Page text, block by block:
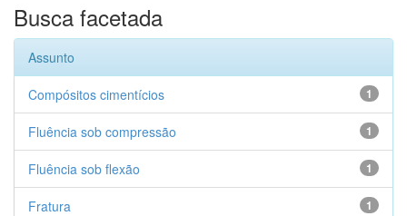
Busca facetada
Assunto
1
Compósitos cimentícios
1
Fluência sob compressão
1
Fluência sob flexão
1
Fratura